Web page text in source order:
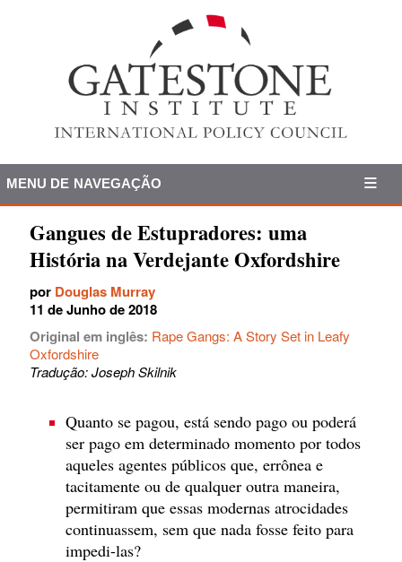
MENU DE NAVEGAÇÃO
Gangues de Estupradores: uma
História na Verdejante Oxfordshire
por Douglas Murray
11 de Junho de 2018
Original em inglês: Rape Gangs: A Story Set in Leafy
Oxfordshire
Tradução: Joseph Skilnik
Quanto se pagou, está sendo pago ou poderá
ser pago em determinado momento por todos
aqueles agentes públicos que, errônea e
tacitamente ou de qualquer outra maneira,
permitiram que essas modernas atrocidades
continuassem, sem que nada fosse feito para
impedi-las?